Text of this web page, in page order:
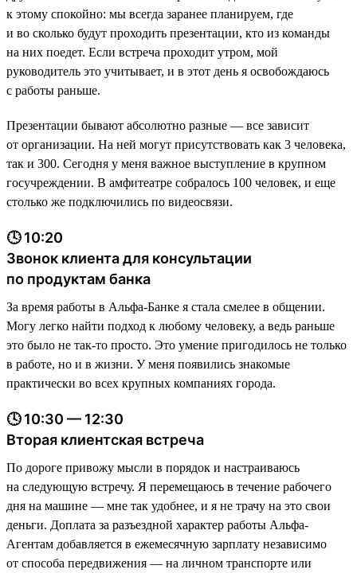
к этому спокойно: мы всегда заранее планируем, где
и во сколько будут проходить презентации, кто из команды
на них поедет. Если встреча проходит утром, мой
руководитель это учитывает, и в этот день я освобождаюсь
с работы раньше.
Презентации бывают абсолютно разные — все зависит
от организации. На ней могут присутствовать как 3 человека,
так и 300. Сегодня у меня важное выступление в крупном
госучреждении. В амфитеатре собралось 100 человек, и еще
столько же подключились по видеосвязи.
🕓 10:20
Звонок клиента для консультации
по продуктам банка
За время работы в Альфа-Банке я стала смелее в общении.
Могу легко найти подход к любому человеку, а ведь раньше
это было не так-то просто. Это умение пригодилось не только
в работе, но и в жизни. У меня появились знакомые
практически во всех крупных компаниях города.
🕓 10:30 — 12:30
Вторая клиентская встреча
По дороге привожу мысли в порядок и настраиваюсь
на следующую встречу. Я перемещаюсь в течение рабочего
дня на машине — мне так удобнее, и я не трачу на это свои
деньги. Доплата за разъездной характер работы Альфа-
Агентам добавляется в ежемесячную зарплату независимо
от способа передвижения — на личном транспорте или